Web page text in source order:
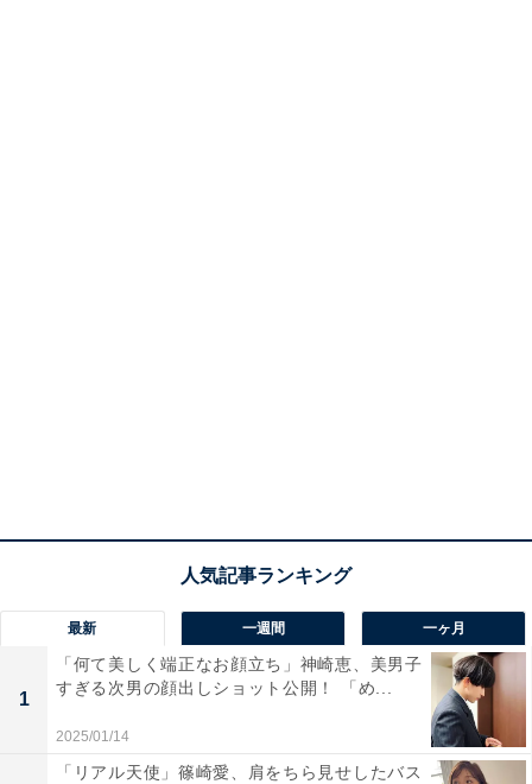
最新 一週間 一ヶ月
1
「何て美しく端正なお顔立ち」神崎恵、美男子
すぎる次男の顔出しショット公開！ 「め...
2025/01/14
「リアル天使」篠崎愛、肩をちら見せしたバス